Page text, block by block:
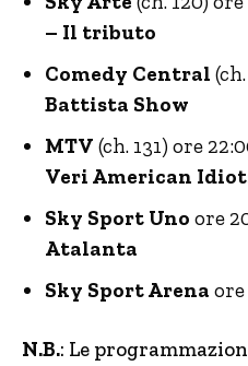
– Il tributo
Comedy Central
Battista Show
MTV (ch. 131) ore
Veri American
Sky Sport Uno ore
Atalanta
Sky Sport Arena ore
N.B.: Le